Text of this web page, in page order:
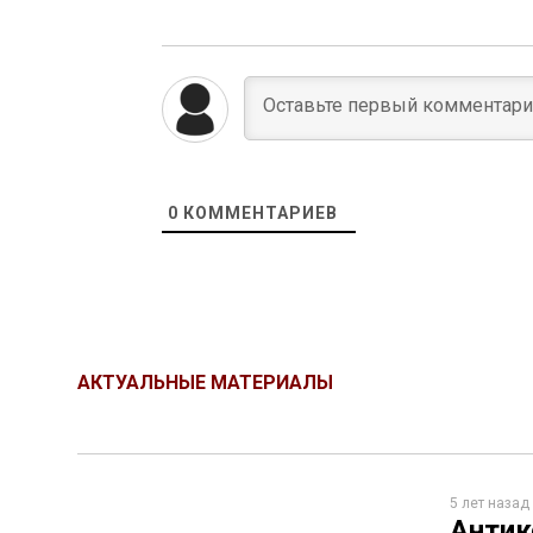
0 КОММЕНТАРИЕВ
АКТУАЛЬНЫЕ МАТЕРИАЛЫ
5 лет назад